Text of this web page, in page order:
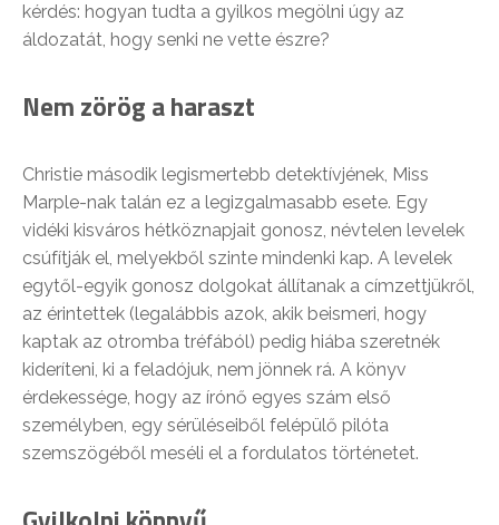
kérdés: hogyan tudta a gyilkos megölni úgy az
áldozatát, hogy senki ne vette észre?
Nem zörög a haraszt
Christie második legismertebb detektívjének, Miss
Marple-nak talán ez a legizgalmasabb esete. Egy
vidéki kisváros hétköznapjait gonosz, névtelen levelek
csúfítják el, melyekből szinte mindenki kap. A levelek
egytől-egyik gonosz dolgokat állítanak a címzettjükről,
az érintettek (legalábbis azok, akik beismeri, hogy
kaptak az otromba tréfából) pedig hiába szeretnék
kideríteni, ki a feladójuk, nem jönnek rá. A könyv
érdekessége, hogy az írónő egyes szám első
személyben, egy sérüléseiből felépülő pilóta
szemszögéből meséli el a fordulatos történetet.